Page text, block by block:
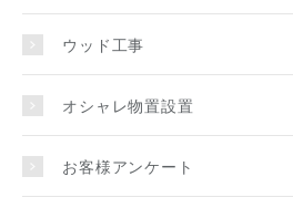
ウッド工事
オシャレ物置設置
お客様アンケート